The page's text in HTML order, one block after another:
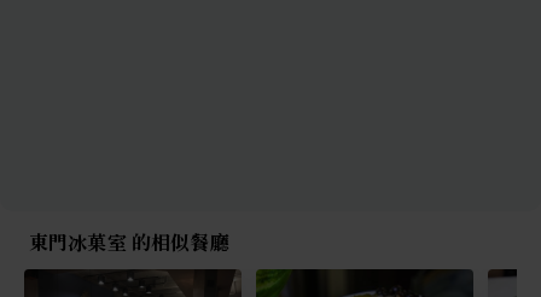
東門冰菓室 的相似餐廳